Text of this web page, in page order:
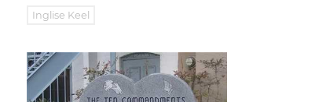
Inglise Keel